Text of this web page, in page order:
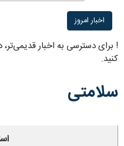
اخبار امروز
! برای دسترسی به اخبار
کنید.
سلامتی